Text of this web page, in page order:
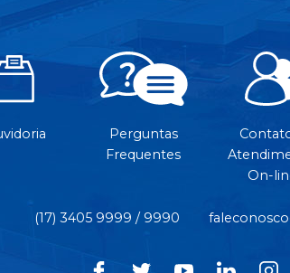
Perguntas
Frequentes
On-
(17) 3405 9999 / 9990